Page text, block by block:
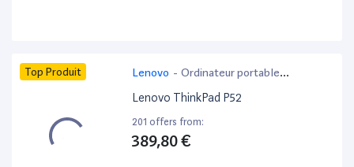
Top Produit Lenovo - Ordinateur portable
bureautique
Lenovo ThinkPad P52
201 offers from:
389,80 €